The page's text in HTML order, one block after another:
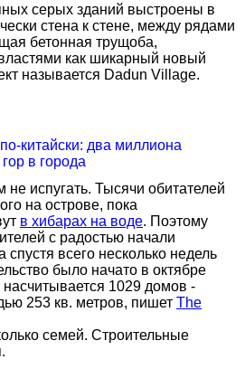
серых зданий выстроены в
стена к стене, между рядами
бетонная трущоба,
как шикарный новый
называется Dadun Village.
китайски: два миллиона
в города
не испугать. Тысячи обитателей
на острове, пока
в хибарах на воде. Поэтому
с радостью начали
всего несколько недель
было начато в октябре
1029 домов -
253 кв. метров, пишет The
семей. Строительные